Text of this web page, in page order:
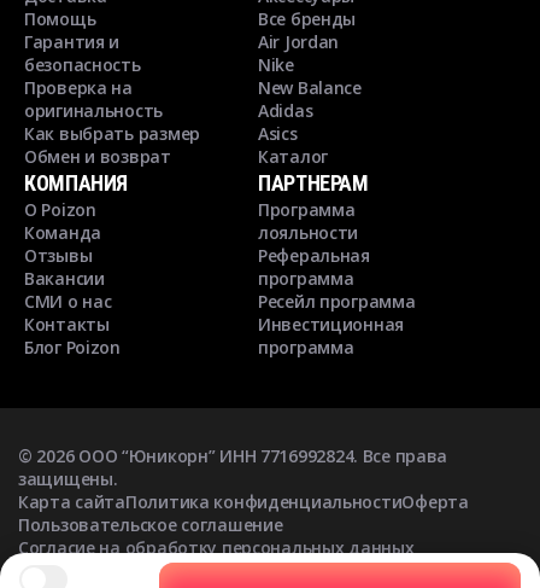
Помощь
Гарантия и
безопасность
Проверка на
оригинальность
Как выбрать размер
Обмен и возврат
Все бренды
Air Jordan
Nike
New Balance
Adidas
Asics
Каталог
КОМПАНИЯ
О Poizon
Команда
Отзывы
Вакансии
СМИ о нас
Контакты
Блог Poizon
ПАРТНЕРАМ
Программа
лояльности
Реферальная
программа
Ресейл программа
Инвестиционная
программа
© 2026ООО “Юникорн” ИНН 7716992824. Все права
защищены.
Карта сайтаПолитика конфиденциальностиОферта
Пользовательское соглашение
Согласие на обработку персональных данных
Согласие на получение рекламных рассылок